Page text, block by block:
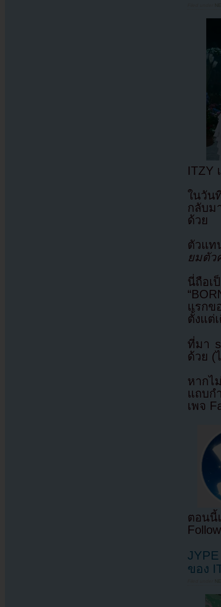
ITZY
ในวัน
กลับม
ด้วย
ตัวแท
ยมตัว
นี่ถือเ
แรกข
ตั้งแต่
ที่มา
ด้วย (
หากไ
แถบก
เพจ
ตอนนี้
ของ